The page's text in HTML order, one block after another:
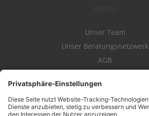
Unser Team
Unser Beratungsnetzwerk
AGB
Datenschutz
Impressum